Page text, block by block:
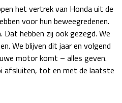
zo 21:00 - 23:00
za 05:00 - 06:00
zo 05:00 - 07:00
04 - 06 dec
za 15:00 - 16:00
het vertrek van Honda uit de
voor hun beweegredenen.
Dat hebben zij ook gezegd. We
We blijven dit jaar en volgend
motor komt – alles geven.
afsluiten, tot en met de laatste